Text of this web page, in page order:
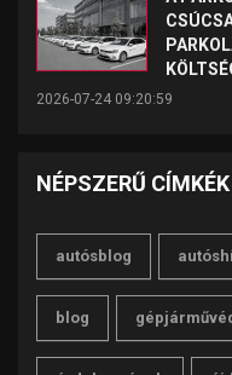
2026-07-24 09:20:59
NÉPSZERŰ CÍMKÉK
autósblog
blog